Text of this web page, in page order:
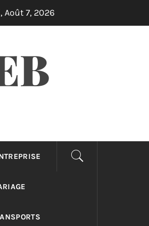
outdoor qui transforment votre jardin en
Août 7, 2026